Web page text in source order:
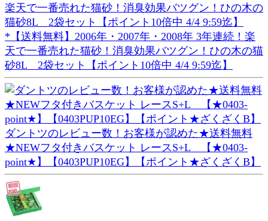
*【送料無料】2006年・2007年・2008年 3年連続！楽
天で一番売れた猫砂！消臭効果バツグン！ひの木の猫
砂8L 2袋セット【ポイント10倍中 4/4 9:59迄】
ダントツのレビュー数！お客様が認めた★送料無料
★NEWフタ付きバスケット レースS+L 【★0403-
point★】【0403PUP10EG】【ポイント★ざくざくB】